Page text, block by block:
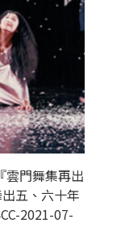
雲門舞集再出
五、六十年
2021-07-